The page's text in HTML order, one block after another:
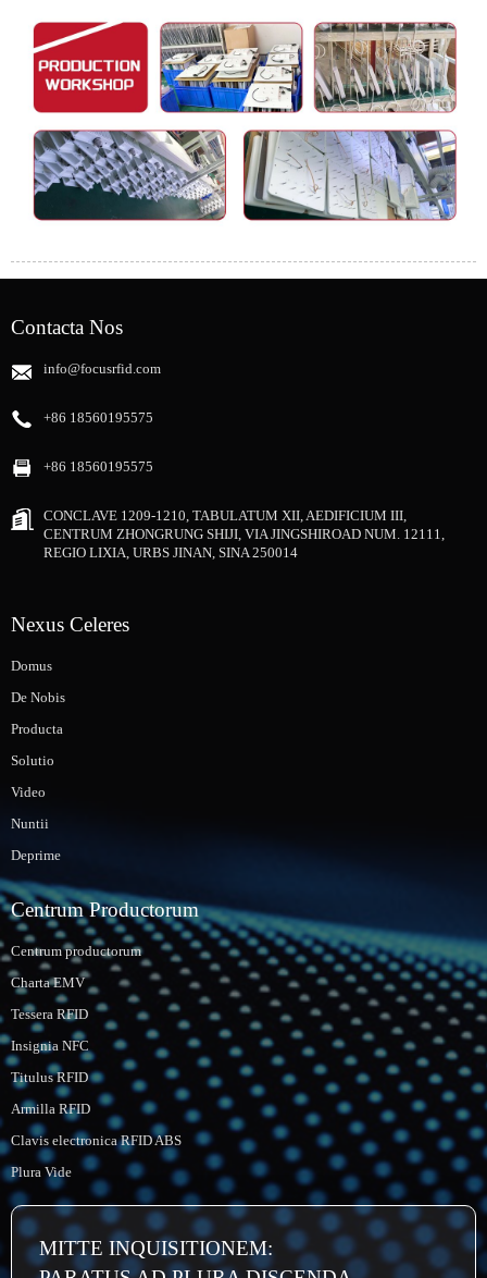
Contacta Nos
info@focusrfid.com
+86 18560195575
+86 18560195575
CONCLAVE 1209-1210, TABULATUM XII, AEDIFICIUM III,
CENTRUM ZHONGRUNG SHIJI, VIA JINGSHIROAD NUM. 12111,
REGIO LIXIA, URBS JINAN, SINA 250014
Nexus Celeres
Domus
De Nobis
Producta
Solutio
Video
Nuntii
Deprime
Centrum Productorum
Centrum productorum
Charta EMV
Tessera RFID
Insignia NFC
Titulus RFID
Armilla RFID
Clavis electronica RFID ABS
Plura Vide
MITTE INQUISITIONEM: